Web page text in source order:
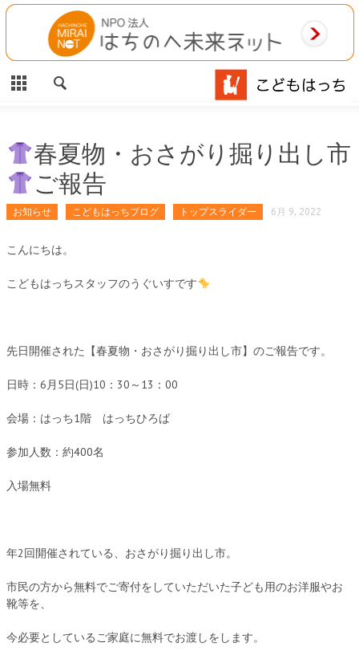
CLOSE
HOME
施設案内
相談事業
MAP
お問合わせ
春夏物・おさがり掘り出し市
ご報告
お知らせ こどもはっちブログ トップスライダー 6月 9, 2022
こんにちは。
こどもはっちスタッフのうぐいすです
先日開催された【春夏物・おさがり掘り出し市】のご報告です。
日時：6月5日(日)10：30～13：00
会場：はっち1階 はっちひろば
参加人数：約400名
入場無料
年2回開催されている、おさがり掘り出し市。
市民の方から無料でご寄付をしていただいた子ども用のお洋服やお
靴等を、
今必要としているご家庭に無料でお渡しをします。